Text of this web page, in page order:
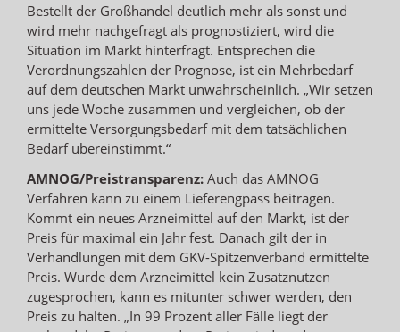
Bestellt der Großhandel deutlich mehr als sonst und
wird mehr nachgefragt als prognostiziert, wird die
Situation im Markt hinterfragt. Entsprechen die
Verordnungszahlen der Prognose, ist ein Mehrbedarf
auf dem deutschen Markt unwahrscheinlich. „Wir setzen
uns jede Woche zusammen und vergleichen, ob der
ermittelte Versorgungsbedarf mit dem tatsächlichen
Bedarf übereinstimmt.“
AMNOG/Preistransparenz: Auch das AMNOG
Verfahren kann zu einem Lieferengpass beitragen.
Kommt ein neues Arzneimittel auf den Markt, ist der
Preis für maximal ein Jahr fest. Danach gilt der in
Verhandlungen mit dem GKV-Spitzenverband ermittelte
Preis. Wurde dem Arzneimittel kein Zusatznutzen
zugesprochen, kann es mitunter schwer werden, den
Preis zu halten. „In 99 Prozent aller Fälle liegt der